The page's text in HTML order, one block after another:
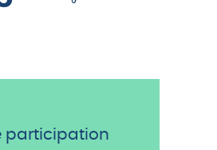
participation